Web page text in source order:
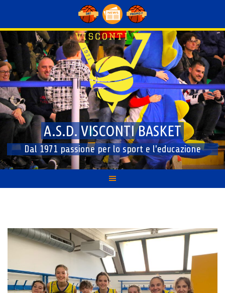
content
A.S.D. VISCONTI BASKET
Dal 1971 passione per lo sport e l'educazione